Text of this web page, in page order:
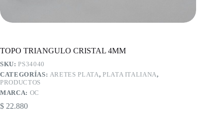
TOPO TRIANGULO CRISTAL 4MM
SKU:PS34040
CATEGORÍAS: ARETES PLATA, PLATA ITALIANA,
PRODUCTOS
MARCA: OC
$ 22.880